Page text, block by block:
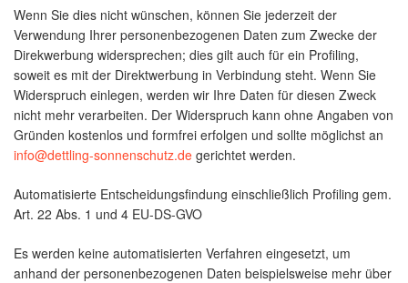
Wenn Sie dies nicht wünschen, können Sie jederzeit der
Verwendung Ihrer personenbezogenen Daten zum Zwecke der
Direkwerbung widersprechen; dies gilt auch für ein Profiling,
soweit es mit der Direktwerbung in Verbindung steht. Wenn Sie
Widerspruch einlegen, werden wir Ihre Daten für diesen Zweck
nicht mehr verarbeiten. Der Widerspruch kann ohne Angaben von
Gründen kostenlos und formfrei erfolgen und sollte möglichst an
info@dettling-sonnenschutz.de gerichtet werden.
Automatisierte Entscheidungsfindung einschließlich Profiling gem.
Art. 22 Abs. 1 und 4 EU-DS-GVO
Es werden keine automatisierten Verfahren eingesetzt, um
anhand der personenbezogenen Daten beispielsweise mehr über